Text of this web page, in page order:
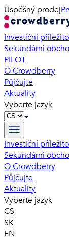
Úspěšný prodej
Investiční
Sekundární
PILOT
O Crowdberry
Půjčujte
Aktuality
Vyberte jazyk
Investiční
Sekundární
O Crowdberry
Půjčujte
Aktuality
Vyberte jazyk
CS
SK
EN